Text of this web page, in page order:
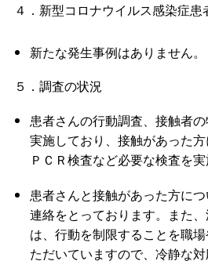
４．新型コロナウイルス感染症患
新たな発生事例はありません。
５．調査の状況
患者さんの行動調査、接触者
実施しており、接触があった
ＰＣＲ検査など必要な検査を実
患者さんと接触があった方に
連絡をとっております。また
は、行動を制限することを職
ただいていますので、冷静な対